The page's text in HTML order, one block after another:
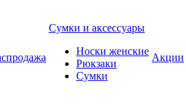
Сумки и аксессуары
Носки женские
Рюкзаки
Сумки
Акции